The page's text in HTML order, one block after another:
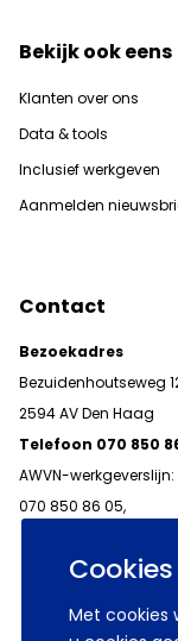
Cookies
Met cookies
Bekijk ook eens
Klanten over ons
Data & tools
Inclusief werkgeven
Aanmelden
Contact
Bezoekadres
Bezuidenhoutseweg
2594 AV Den Haag
Telefoon 070 850
AWVN-werkgeverslijn:
070 850 86 05,